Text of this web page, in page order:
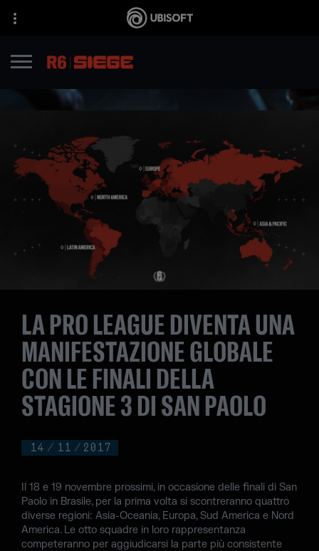
14 / 11 / 2017
LA PRO LEAGUE DIVENTA UNA
MANIFESTAZIONE GLOBALE
CON LE FINALI DELLA
STAGIONE 3 DI SAN PAOLO
Il 18 e 19 novembre prossimi, in occasione delle finali di San
Paolo in Brasile, per la prima volta si scontreranno quattro
diverse regioni: Asia-Oceania, Europa, Sud America e Nord
America. Le otto squadre in loro rappresentanza
competeranno per aggiudicarsi la parte più consistente